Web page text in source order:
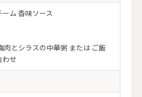
ム 香味ソース
肉とシラスの中華粥 または ご飯
わせ